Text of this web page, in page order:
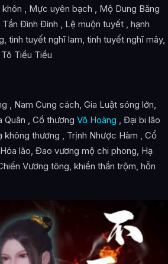
, Mực uyên bạch , Mộ Dung Băng
Đình Đình , Lệ muộn tuyết , hạnh
tinh tuyết nghĩ lam, tinh tuyết nghĩ mây,
Tiểu Tiểu
, Nam Cung cách, Gia Luật sóng lớn,
Quân , Cổ thương Võ Hoàng , Đại bi lão
không thương , Trịnh Nhược Hàm , Cổ
lão, Đao vương mộ chi phong, Hạ
Vương tông, khiển thần trộm, hỗn